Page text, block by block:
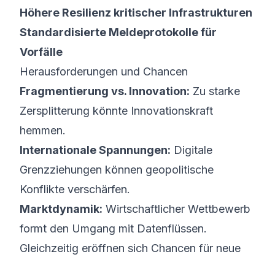
Höhere Resilienz kritischer Infrastrukturen
Standardisierte Meldeprotokolle für
Vorfälle
Herausforderungen und Chancen
Fragmentierung vs. Innovation: Zu starke
Zersplitterung könnte Innovationskraft
hemmen.
Internationale Spannungen: Digitale
Grenzziehungen können geopolitische
Konflikte verschärfen.
Marktdynamik: Wirtschaftlicher Wettbewerb
formt den Umgang mit Datenflüssen.
Gleichzeitig eröffnen sich Chancen für neue